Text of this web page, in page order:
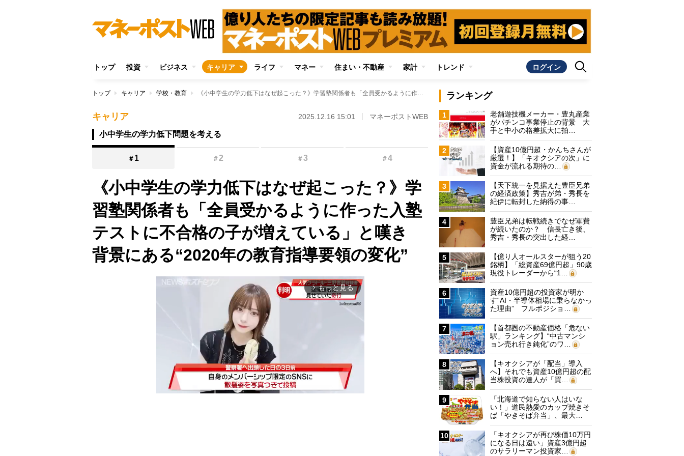
トップ 投資 ビジネス キャリア ライフ マネー 住まい・不動産 家計 トレンド ログイン
トップ キャリア 学校・教育 《小中学生の学力低下はなぜ起こった？》学習塾関係者も「全員受かるように作った入塾テストに不合格の子が増えている」と嘆き 背景にある“2020年の教育指導要領の変化”
キャリア 2025.12.16 15:01 マネーポストWEB
小中学生の学力低下問題を考える
＃ 1 ＃2 ＃3 ＃4
《小中学生の学力低下はなぜ起こった？》学
習塾関係者も「全員受かるように作った入塾
テストに不合格の子が増えている」と嘆き
背景にある“2020年の教育指導要領の変化”
arrow_forward_ios もっと見る
ランキング
1
老舗遊技機メーカー・豊丸産業
がパチンコ事業停止の背景 大
手と中小の格差拡大に拍…
2
【資産10億円超・かんちさんが
厳選！】「キオクシアの次」に
資金が流れる期待の…
3
【天下統一を見据えた豊臣兄弟
の経済政策】秀吉が弟・秀長を
紀伊に転封した納得の事…
4
豊臣兄弟は転戦続きでなぜ軍費
が続いたのか？ 信長亡き後、
秀吉・秀長の突出した経…
5
【億り人オールスターが狙う20
銘柄】「総資産69億円超」90歳
現役トレーダーから“1…
6
資産10億円超の投資家が明か
す“AI・半導体相場に乗らなかっ
た理由” フルポジショ…
7
【首都圏の不動産価格「危ない
駅」ランキング】“中古マンシ
ョン売れ行き鈍化”のワ…
8
【キオクシアが「配当」導入
へ】それでも資産10億円超の配
当株投資の達人が「買…
9
「北海道で知らない人はいな
い！」道民熱愛のカップ焼きそ
ば「やきそば弁当」、最大…
10
「キオクシアが再び株価10万円
になる日は遠い」資産3億円超
のサラリーマン投資家…